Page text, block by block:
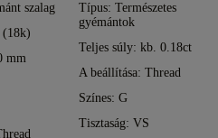
szalag
(18k)
mm
Típus: Természetes
gyémántok
Teljes súly: kb. 0.18ct
A beállítása: Thread
Színes: G
Tisztaság: VS